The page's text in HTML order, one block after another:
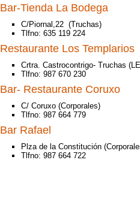
Bar-Tienda La Bodega
C/Piornal,22 (Truchas)
Tlfno: 635 119 224
Restaurante Los Templarios
Crtra. Castrocontrigo- Truchas
Tlfno: 987 670 230
Bar- Restaurante Coruxo
C/ Coruxo (Corporales)
Tlfno: 987 664 779
Bar Rafael
Plza de la Constitución
Tlfno: 987 664 722